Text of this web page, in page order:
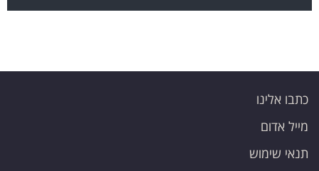
כתבו אלינו
מייל אדום
תנאי שימוש